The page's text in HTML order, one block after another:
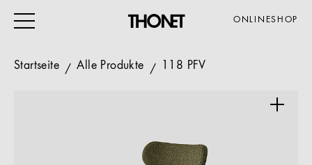
ONLINESHOP
Startseite Alle Produkte 118 PFV